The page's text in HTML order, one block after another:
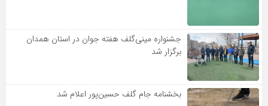
جشنواره مینی‌گلف هفته جوان در استان همدان
برگزار شد
بخشنامه جام گلف حسین‌پور اعلام شد